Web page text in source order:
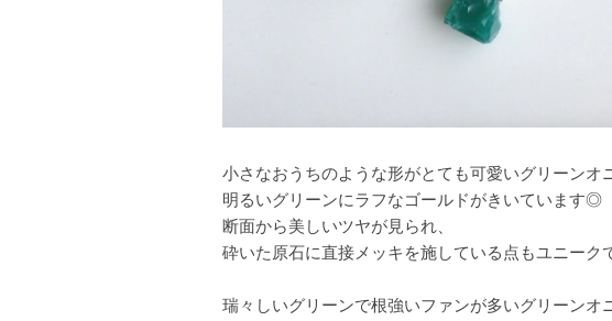
小さなおうちのような形がとても可愛いグリーンオ
明るいグリーンにラフなゴールドがきいています◎
断面から美しいツヤが見られ、
砕いた原石に直接メッキを施している点もユニーク
瑞々しいグリーンで根強いファンが多いグリーンオ